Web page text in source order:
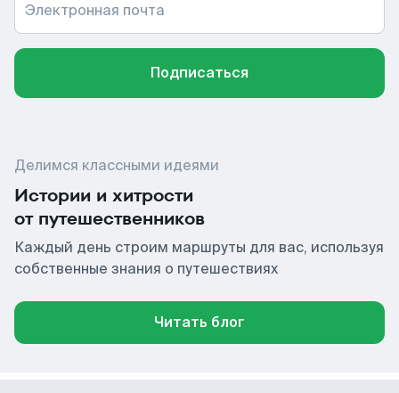
Электронная почта
Подписаться
Делимся классными идеями
Истории и хитрости
от путешественников
Каждый день строим маршруты для вас, используя
собственные знания о путешествиях
Читать блог